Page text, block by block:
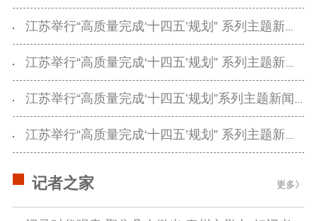
江苏举行“高质量完成‘十四五’规划” 系列主题新闻发布会（第八场）
江苏举行“高质量完成‘十四五’规划” 系列主题新闻发布会（第七场）
江苏举行“高质量完成‘十四五’规划”系列主题新闻发布会（第六场）
江苏举行“高质量完成‘十四五’规划” 系列主题新闻发布会（第五场）
记者之家 更多》